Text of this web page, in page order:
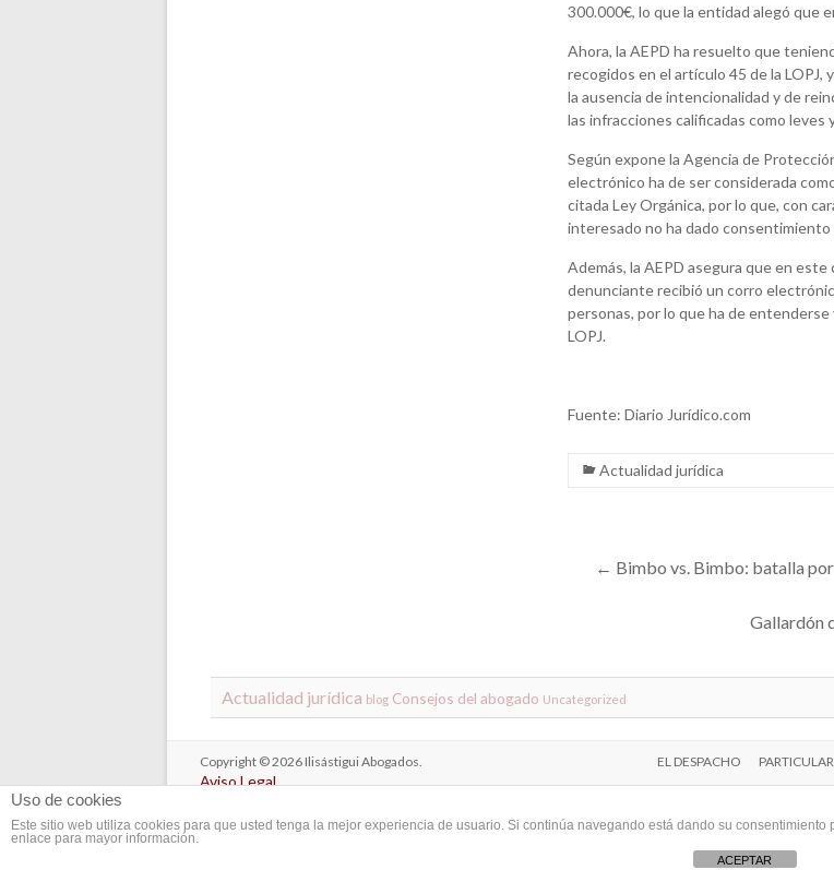
300.000€, lo que la entidad alegó que
Ahora, la AEPD ha resuelto que
recogidos en el artículo 45 de la LOPJ,
la ausencia de intencionalidad y de
las infracciones calificadas como
Según expone la Agencia de
electrónico ha de ser considerada
citada Ley Orgánica, por lo que, con
interesado no ha dado consentimiento
Además, la AEPD asegura que en
denunciante recibió un corro
personas, por lo que ha de
LOPJ.
Fuente: Diario Jurídico.com
Actualidad jurídica
← Bimbo vs. Bimbo: batalla
Gallardón
Actualidad jurídica blog Consejos del abogado Uncategorized
Copyright © 2026 Ilisástigui Abogados. EL DESPACHO
Aviso Legal
Cookies
Uso de cookies
Este sitio web utiliza cookies para que usted tenga la mejor experiencia de usuario. Si continúa navegando está dando su
enlace para mayor información.
ACEPTAR